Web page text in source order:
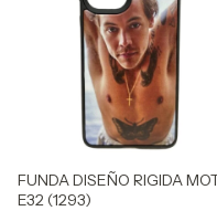
FUNDA DISEÑO RIGIDA
E32 (1293)